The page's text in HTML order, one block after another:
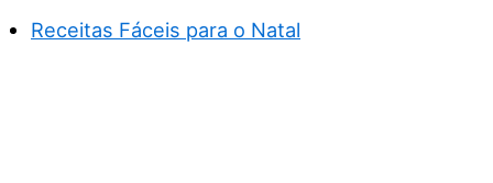
Receitas Fáceis para o Natal